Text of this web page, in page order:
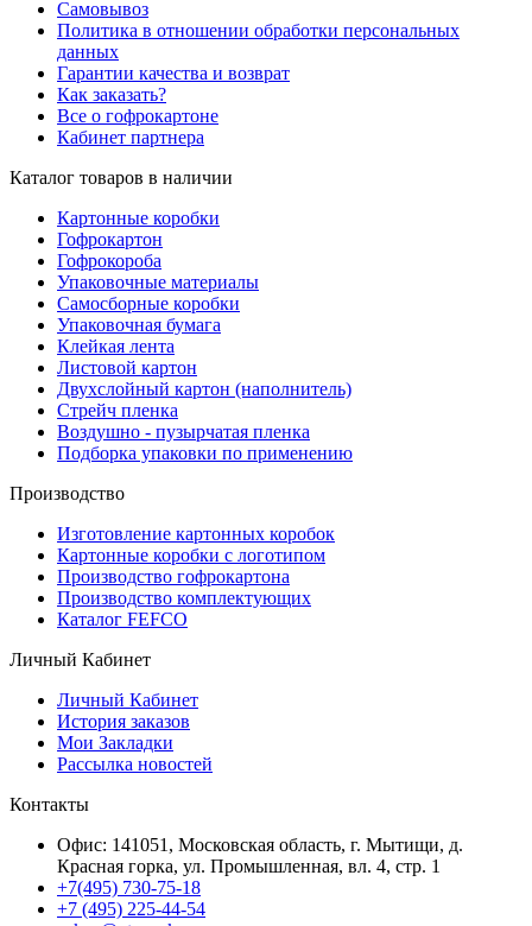
Самовывоз
Политика в отношении обработки персональных
данных
Гарантии качества и возврат
Как заказать?
Все о гофрокартоне
Кабинет партнера
Каталог товаров в наличии
Картонные коробки
Гофрокартон
Гофрокороба
Упаковочные материалы
Самосборные коробки
Упаковочная бумага
Клейкая лента
Листовой картон
Двухслойный картон (наполнитель)
Стрейч пленка
Воздушно - пузырчатая пленка
Подборка упаковки по применению
Производство
Изготовление картонных коробок
Картонные коробки с логотипом
Производство гофрокартона
Производство комплектующих
Каталог FEFCO
Личный Кабинет
Личный Кабинет
История заказов
Мои Закладки
Рассылка новостей
Контакты
Офис: 141051, Московская область, г. Мытищи, д.
Красная горка, ул. Промышленная, вл. 4, стр. 1
+7(495) 730-75-18
+7 (495) 225-44-54